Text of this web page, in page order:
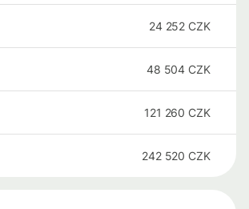
24 252 CZK
48 504 CZK
121 260 CZK
242 520 CZK